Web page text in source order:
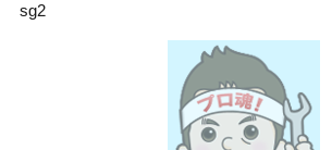
sg2